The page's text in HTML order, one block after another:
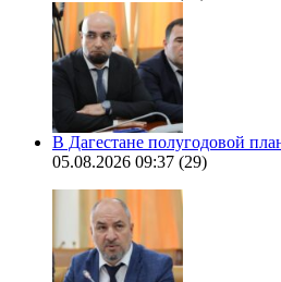
В Дагестане полугодовой
05.08.2026 09:37 (29)